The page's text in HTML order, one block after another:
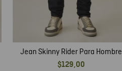
Jean Skinny Rider Para Hombre
$129,00